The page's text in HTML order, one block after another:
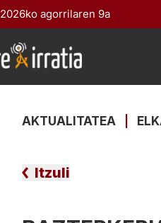
2026ko agorrilaren 9a
AKTUALITATEA
Itzuli